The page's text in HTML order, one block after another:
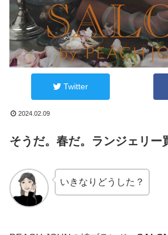
Twitter
2024.02.09
そうだ。春だ。ランジェリー
いきなりどうした？